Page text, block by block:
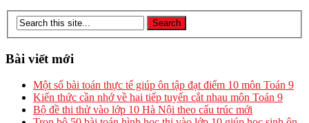
Bài viết mới
Một số bài toán thực tế giúp ôn tập đạt điểm 10 môn Toán 9
Kiến thức cần nhớ về hai tiếp tuyến cắt nhau môn Toán 9
Bộ đề thi thử vào lớp 10 Hà Nội theo cấu trúc mới